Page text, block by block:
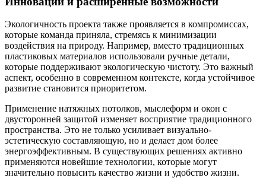
Экологичность проекта также проявляется в компромиссах,
которые команда приняла, стремясь к минимизации
воздействия на природу. Например, вместо традиционных
пластиковых материалов использовали ручные детали,
которые поддерживают экологическую чистоту. Это важный
аспект, особенно в современном контексте, когда устойчивое
развитие становится приоритетом.
Применение натяжных потолков, мыслеформ и окон с
двусторонней защитой изменяет восприятие традиционного
пространства. Это не только усиливает визуально-
эстетическую составляющую, но и делает дом более
энергоэффективным. В существующих решениях активно
применяются новейшие технологии, которые могут
значительно повысить качество жизни и удобство жизни.